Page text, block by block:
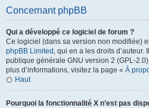
Concernant phpBB
Qui a développé ce logiciel de forum ?
Ce logiciel (dans sa version non modifiée)
phpBB Limited , qui en a les droits
publique générale GNU version 2 (GPL-
plus d’informations, visitez la page « À
Haut
Pourquoi la fonctionnalité X n’est pas